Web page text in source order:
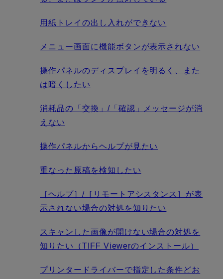
用紙トレイの出し入れができない
メニュー画面に機能ボタンが表示されない
操作パネルのディスプレイを明るく、また
は暗くしたい
消耗品の「交換」/「確認」メッセージが消
えない
操作パネルからヘルプが見たい
重なった原稿を検知したい
［ヘルプ］/［リモートアシスタンス］が表
示されない場合の対処を知りたい
スキャンした画像が開けない場合の対処を
知りたい（TIFF Viewerのインストール）
プリンタードライバーで指定した条件どお